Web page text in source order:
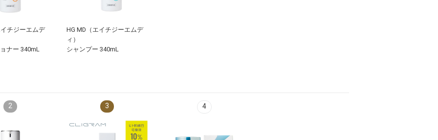
チジーエムデ
ナー 340mL
HG MD（エイチジーエムデ
ィ）
シャンプー 340mL
2 3 4